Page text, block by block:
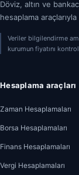
Döviz, altın ve
hesaplama
Veriler bilgilendirme
kurumun fiyatını
Hesaplama araçları
Zaman Hesaplamaları
Borsa Hesaplamaları
Finans Hesaplamaları
Vergi Hesaplamaları